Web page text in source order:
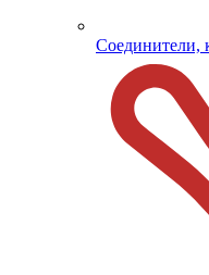
Соединители,